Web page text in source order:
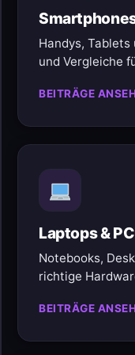
Handys,
und Vergleiche
BEITRÄGE
Laptops & PC
Notebooks,
richtige
BEITRÄGE